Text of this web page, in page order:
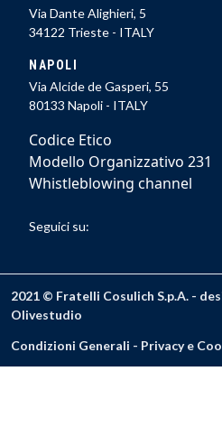
Via Dante Alighieri, 5
34122 Trieste - ITALY
NAPOLI
Via Alcide de Gasperi, 55
80133 Napoli - ITALY
Codice Etico
Modello Organizzativo 231
Whistleblowing channel
Seguici su:
2021 © Fratelli Cosulich S.p.A. -
Olivestudio
Condizioni Generali - Privacy e